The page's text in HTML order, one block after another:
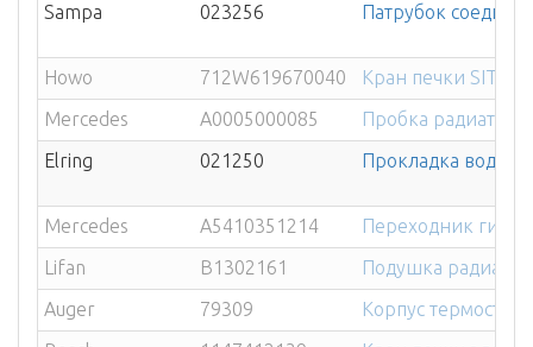
Sampa
023256 Патрубок
Howo 712W619670040
Кран печки
Mercedes
A0005000085
Пробка радиатора
Elring
021250 Прокладка
Mercedes A5410351214
Переходник
Lifan
B1302161
Подушка
Auger
79309
Корпус